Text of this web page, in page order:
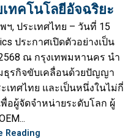
ทคโนโลยีอัจฉริยะ
, ประเทศไทย – วันที่ 15
ประกาศเปิดตัวอย่างเป็น
ณ กรุงเทพมหานคร นำ
ธุรกิจขับเคลื่อนด้วยปัญญา
เทศไทย และเป็นหนึ่งในไม่กี่
อผู้จัดจำหน่ายระดับโลก ผู้
Reading